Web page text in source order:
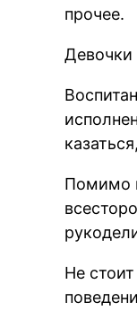
прочее.
Девочки
Помимо
Не